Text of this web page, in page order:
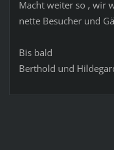
Macht weiter so , wir
nette Besucher und
Bis bald
Berthold und